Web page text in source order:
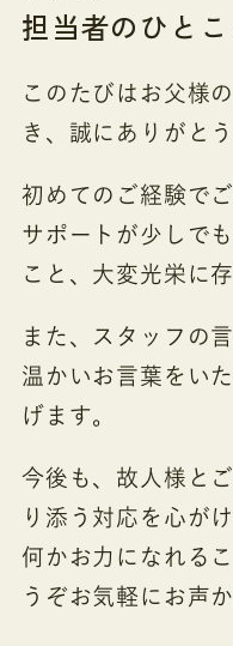
担当者のひとこ
このたびはお父様
き、誠にありがと
初めてのご経験で
サポートが少しで
こと、大変光栄に
また、スタッフの
温かいお言葉をい
げます。
今後も、故人様と
り添う対応を心が
何かお力になれる
うぞお気軽にお声